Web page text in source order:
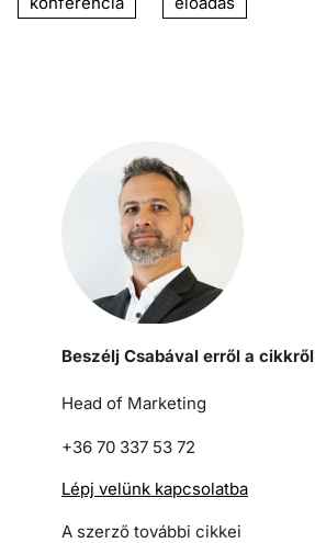
Beszélj Csabával erről a cikkről
Head of Marketing
+36 70 337 53 72
Lépj velünk kapcsolatba
A szerző további cikkei